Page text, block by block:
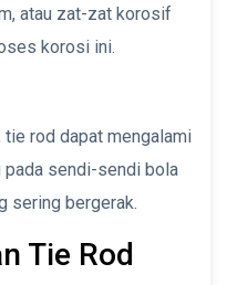
atau zat-zat korosif
korosi ini.
tie rod dapat mengalami
pada sendi-sendi bola
sering bergerak.
Tie Rod